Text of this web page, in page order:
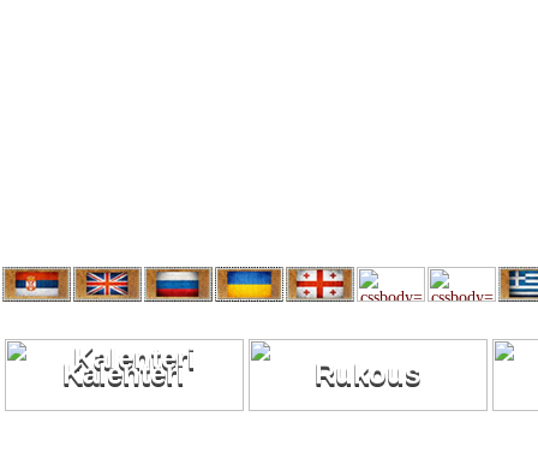
Kalenteri Rukous